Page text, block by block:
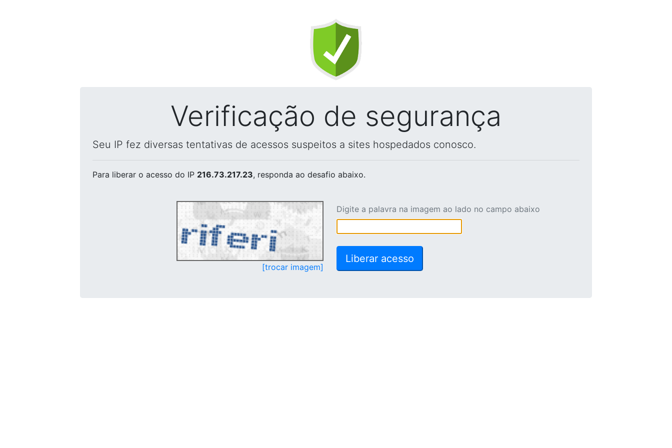
Verificação de segurança
Seu IP fez diversas tentativas de acessos suspeitos a sites hospedados conosco.
Para liberar o acesso do IP 216.73.217.23, responda ao desafio abaixo.
[trocar imagem]
Digite a palavra na imagem ao lado no campo abaixo